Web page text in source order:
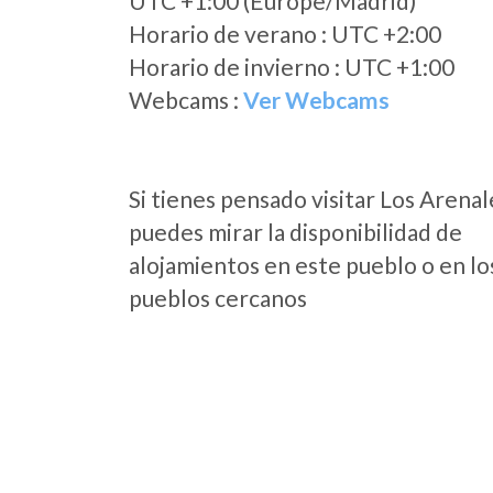
Horario de verano : UTC +2:00
Horario de invierno : UTC +1:00
Webcams : Ver Webcams
Si tienes pensado visitar Los
puedes mirar la disponibilidad de
alojamientos en este pueblo o en
pueblos cercanos